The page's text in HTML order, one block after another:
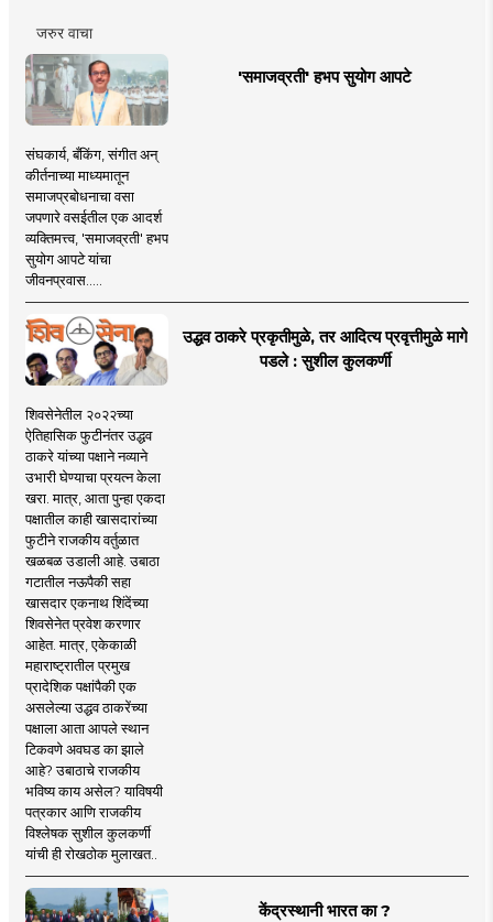
जरुर वाचा
'समाजव्रती' हभप सुयोग आपटे
संघकार्य, बँकिंग, संगीत अन्
कीर्तनाच्या माध्यमातून
समाजप्रबोधनाचा वसा
जपणारे वसईतील एक आदर्श
व्यक्तिमत्त्व, 'समाजव्रती' हभप
सुयोग आपटे यांचा
जीवनप्रवास.....
उद्धव ठाकरे प्रकृतीमुळे, तर आदित्य प्रवृत्तीमुळे मागे
पडले : सुशील कुलकर्णी
शिवसेनेतील २०२२च्या
ऐतिहासिक फुटीनंतर उद्धव
ठाकरे यांच्या पक्षाने नव्याने
उभारी घेण्याचा प्रयत्न केला
खरा. मात्र, आता पुन्हा एकदा
पक्षातील काही खासदारांच्या
फुटीने राजकीय वर्तुळात
खळबळ उडाली आहे. उबाठा
गटातील नऊपैकी सहा
खासदार एकनाथ शिंदेंच्या
शिवसेनेत प्रवेश करणार
आहेत. मात्र, एकेकाळी
महाराष्ट्रातील प्रमुख
प्रादेशिक पक्षांपैकी एक
असलेल्या उद्धव ठाकरेंच्या
पक्षाला आता आपले स्थान
टिकवणे अवघड का झाले
आहे? उबाठाचे राजकीय
भविष्य काय असेल? याविषयी
पत्रकार आणि राजकीय
विश्लेषक सुशील कुलकर्णी
यांची ही रोखठोक मुलाखत..
केंद्रस्थानी भारत का ?